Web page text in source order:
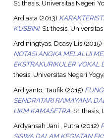
S1 thesis, Universitas Negeri
Ardiasta (2013)
KUSBINI. S1 thesis,
Ardiningtyas, Deasy Lis(2015)
NOTASI ANGKA MELALUI
EKSTRAKURIKULER VOKAL
thesis, Universitas Negeri
Ardiyanto, Taufik(2015)
SENDRATARI RAMAYANA
UKM KAMASETRA. S1 thesis,
Ardyansah Jani , Putra (2012)
SISWA DALAM KEGIATAN